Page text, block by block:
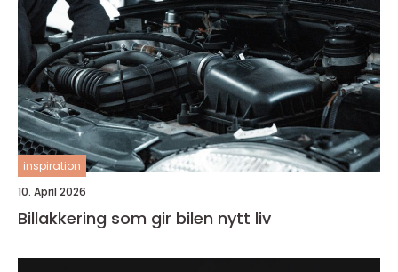
inspiration
10. April 2026
Billakkering som gir bilen nytt liv